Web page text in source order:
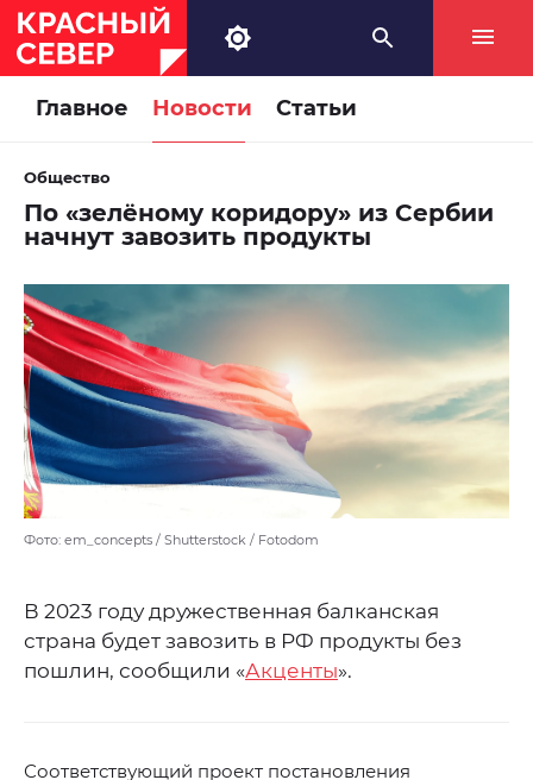
Главное Новости Статьи
Общество
По «зелёному коридору» из Сербии
начнут завозить продукты
Фото: em_concepts / Shutterstock / Fotodom
В 2023 году дружественная балканская
страна будет завозить в РФ продукты без
пошлин, сообщили «Акценты».
Соответствующий проект постановления